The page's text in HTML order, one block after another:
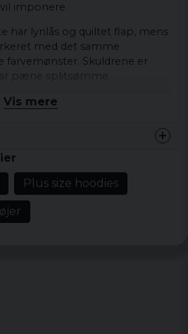
imponere.
har lynlås og quiltet flap, mens
med det samme
Skuldrene er
pæne splitsømme.
ved manchetterne og
hyggelige frotté og
bomuld.
XL, XXL, 3XL, 4XL og 5XL.
Vis mere
Plus size hoodies